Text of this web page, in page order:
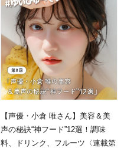
【声優・小倉 唯さん】美容＆美
声の秘訣“神フード”12選！調味
料、ドリンク、フルーツ〈連載第